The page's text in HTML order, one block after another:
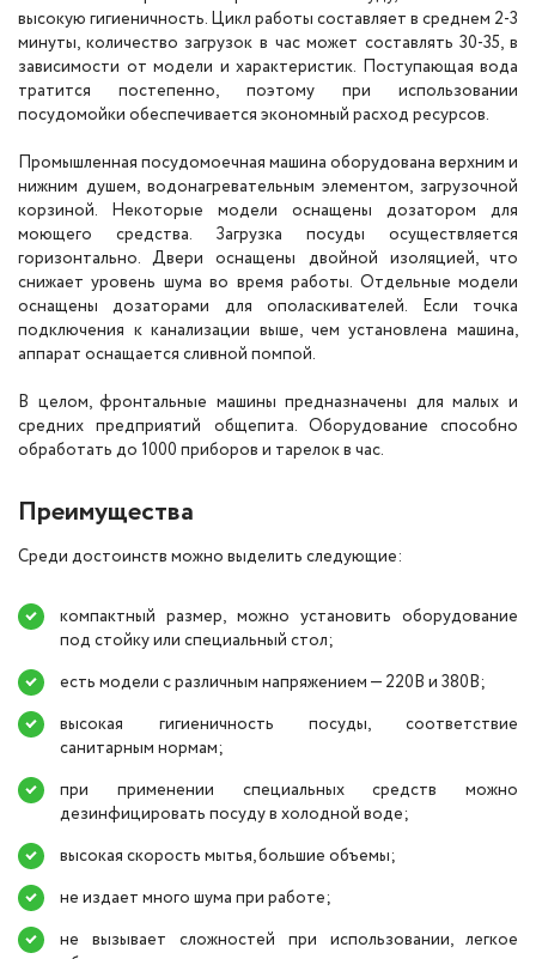
высокую гигиеничность. Цикл работы составляет в среднем 2-3
минуты, количество загрузок в час может составлять 30-35, в
зависимости от модели и характеристик. Поступающая вода
тратится постепенно, поэтому при использовании
посудомойки обеспечивается экономный расход ресурсов.
Промышленная посудомоечная машина оборудована верхним и
нижним душем, водонагревательным элементом, загрузочной
корзиной. Некоторые модели оснащены дозатором для
моющего средства. Загрузка посуды осуществляется
горизонтально. Двери оснащены двойной изоляцией, что
снижает уровень шума во время работы. Отдельные модели
оснащены дозаторами для ополаскивателей. Если точка
подключения к канализации выше, чем установлена машина,
аппарат оснащается сливной помпой.
В целом, фронтальные машины предназначены для малых и
средних предприятий общепита. Оборудование способно
обработать до 1000 приборов и тарелок в час.
Преимущества
Среди достоинств можно выделить следующие:
компактный размер, можно установить оборудование
под стойку или специальный стол;
есть модели с различным напряжением — 220В и 380В;
высокая гигиеничность посуды, соответствие
санитарным нормам;
при применении специальных средств можно
дезинфицировать посуду в холодной воде;
высокая скорость мытья, большие объемы;
не издает много шума при работе;
не вызывает сложностей при использовании, легкое